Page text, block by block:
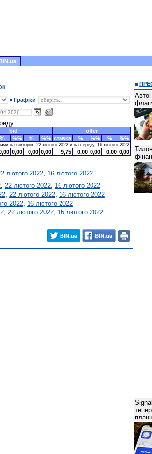
Графіки
bid
offer
% %% % %% ставка % %% % %%
на вівторок, 22 лютого 2022 и на середу, 16 лютого 2022
0,00 0,00 0,00 9,75 0,00 0,00 0,00 0,00
лютого 2022, 16 лютого 2022
, 22 лютого 2022, 16 лютого 2022
, 22 лютого 2022, 16 лютого 2022
2022, 16 лютого 2022
, 22 лютого 2022, 16 лютого 2022